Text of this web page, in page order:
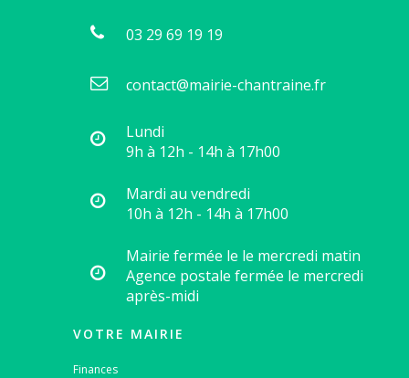
03 29 69 19 19
contact@mairie-chantraine.fr
Lundi
9h à 12h - 14h à 17h00
Mardi au vendredi
10h à 12h - 14h à 17h00
Mairie fermée le le mercredi matin
Agence postale fermée le mercredi
après-midi
VOTRE MAIRIE
Finances